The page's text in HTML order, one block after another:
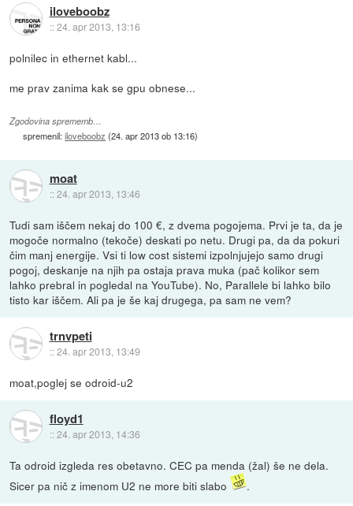
iloveboobz
::24. apr 2013, 13:16
polnilec in ethernet kabl...
me prav zanima kak se gpu obnese...
Zgodovina sprememb…
spremenil:iloveboobz (24. apr 2013 ob 13:16)
moat
::24. apr 2013, 13:46
Tudi sam iščem nekaj do 100 €, z dvema pogojema. Prvi je ta, da je
mogoče normalno (tekoče) deskati po netu. Drugi pa, da da pokuri
čim manj energije. Vsi ti low cost sistemi izpolnjujejo samo drugi
pogoj, deskanje na njih pa ostaja prava muka (pač kolikor sem
lahko prebral in pogledal na YouTube). No, Parallele bi lahko bilo
tisto kar iščem. Ali pa je še kaj drugega, pa sam ne vem?
trnvpeti
::24. apr 2013, 13:49
moat,poglej se odroid-u2
floyd1
::24. apr 2013, 14:36
Ta odroid izgleda res obetavno. CEC pa menda (žal) še ne dela.
Sicer pa nič z imenom U2 ne more biti slabo
.